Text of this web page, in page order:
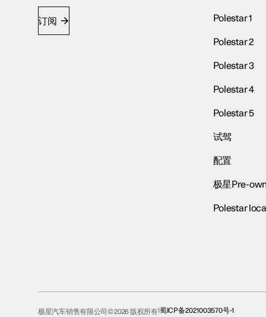
订阅 Polestar 1
Polestar 2
Polestar 3
Polestar 4
Polestar 5
试驾
配置
极星Pre-
Polestar
极星汽车销售有限公司© 2026 版权所有 蜀ICP备2021003570号-1